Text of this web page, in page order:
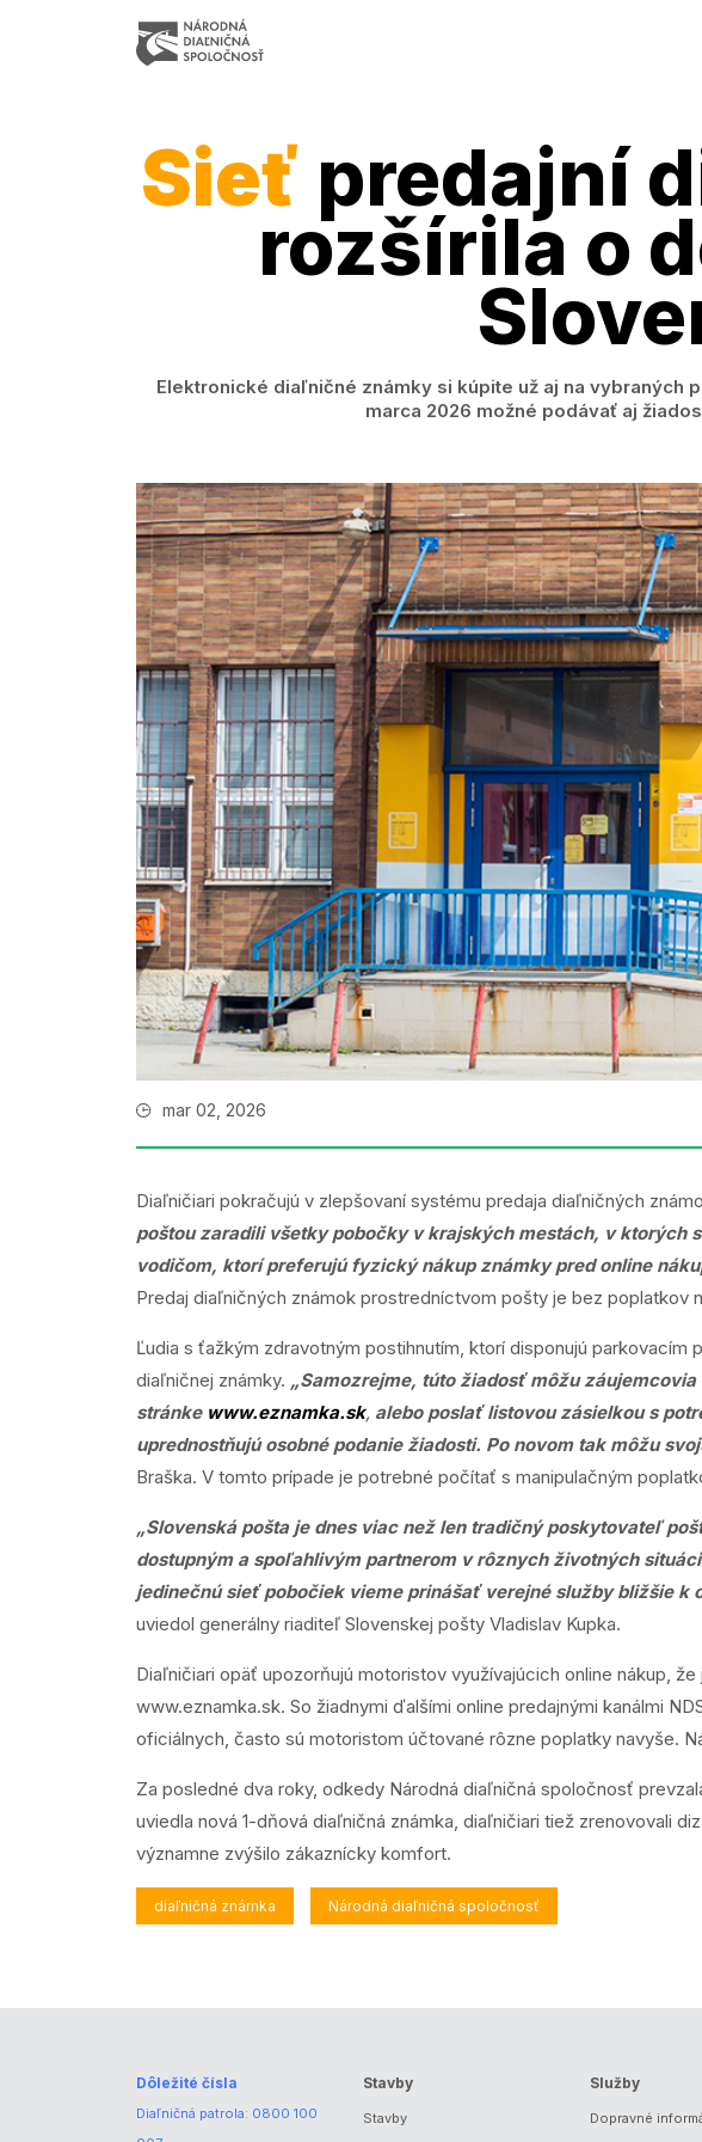
Sieť predajní
rozšírila o
Elektronické diaľničné známky si kúpite už aj na vybraných
marca 2026 možné podávať aj
mar 02, 2026
Diaľničiari pokračujú v zlepšovaní systému predaja diaľničných
poštou zaradili všetky pobočky v krajských mestách, v
vodičom, ktorí preferujú fyzický nákup známky pred online
Predaj diaľničných známok prostredníctvom pošty je bez poplatkov
Ľudia s ťažkým zdravotným postihnutím, ktorí disponujú
diaľničnej známky. „Samozrejme, túto žiadosť môžu
stránke www.eznamka.sk, alebo poslať listovou zásielkou s
uprednostňujú osobné podanie žiadosti. Po novom tak môžu
Braška. V tomto prípade je potrebné počítať s manipulačným
„Slovenská pošta je dnes viac než len tradičný poskytovateľ
dostupným a spoľahlivým partnerom v rôznych životných
jedinečnú sieť pobočiek vieme prinášať verejné služby bližšie
uviedol generálny riaditeľ Slovenskej pošty Vladislav Kupka.
Diaľničiari opäť upozorňujú motoristov využívajúcich online nákup,
www.eznamka.sk. So žiadnymi ďalšími online predajnými kanálmi
oficiálnych, často sú motoristom účtované rôzne poplatky navyše.
Za posledné dva roky, odkedy Národná diaľničná spoločnosť
uviedla nová 1-dňová diaľničná známka, diaľničiari tiež zrenovovali
významne zvýšilo zákaznícky komfort.
diaľničná známka Národná diaľničná spoločnosť
Dôležité čísla
Diaľničná patrola: 0800 100
Stavby
Stavby
Služby
Dopravné